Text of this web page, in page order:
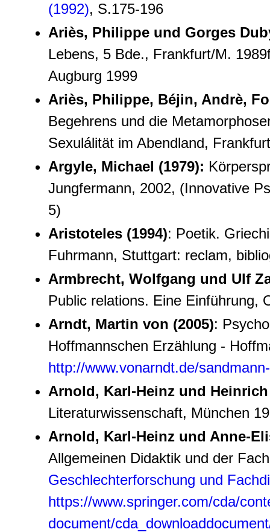
(1992), S.175-196
Ariès, Philippe und Gorges
Lebens, 5 Bde., Frankfurt/M.
Augburg 1999
Ariès, Philippe, Béjin, Andrè,
Begehrens und die
Sexulálität im Abendland,
Argyle, Michael (1979):
Jungfermann, 2002, (Innovative
5)
Aristoteles (1994): Poetik.
Fuhrmann, Stuttgart: reclam,
Armbrecht, Wolfgang und Ulf
Public relations. Eine Einführung,
Arndt, Martin von (2005):
Hoffmannschen Erzählung -
http://www.vonarndt.de/
Arnold, Karl-Heinz und
Literaturwissenschaft, München
Arnold, Karl-Heinz und Anne-
Allgemeinen Didaktik und der
Geschlechterforschung und
https://www.springer.com/cda/
document/